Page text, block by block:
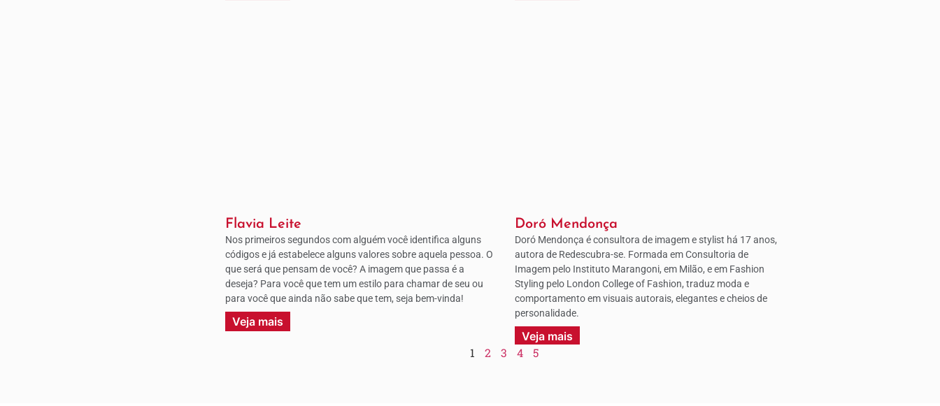
Flavia Leite
Nos primeiros segundos com alguém você identifica alguns
códigos e já estabelece alguns valores sobre aquela pessoa. O
que será que pensam de você? A imagem que passa é a
deseja? Para você que tem um estilo para chamar de seu ou
para você que ainda não sabe que tem, seja bem-vinda!
Veja mais
Doró Mendonça
Doró Mendonça é consultora de imagem e stylist há 17 anos,
autora de Redescubra-se. Formada em Consultoria de
Imagem pelo Instituto Marangoni, em Milão, e em Fashion
Styling pelo London College of Fashion, traduz moda e
comportamento em visuais autorais, elegantes e cheios de
personalidade.
Veja mais
1 2 3 4 5